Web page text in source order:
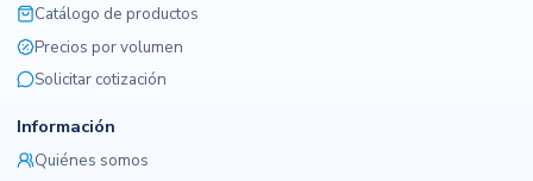
Catálogo de productos
Precios por volumen
Solicitar cotización
Información
Quiénes somos